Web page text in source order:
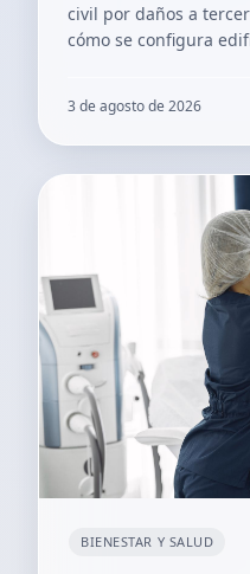
civil por daños a
cómo se configura
3 de agosto de 2026
BIENESTAR Y SALUD